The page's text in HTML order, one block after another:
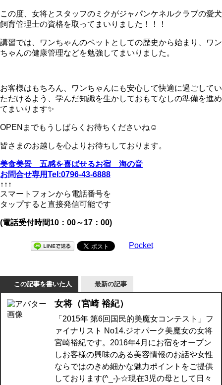
この度、女将とスタッフのミクがジャパンケネルクラブの愛犬
飼育管理士の資格を取ってまいりました！！！
講習では、ワンちゃんのペットとしての歴史から始まり、ワン
ちゃんの健康管理などを勉強してまいりました。
お客様はもちろん、ワンちゃんにも安心して快適に過ごしてい
ただけるよう、学んだ知識を生かしておもてなしの準備を進め
てまいります✨
OPENまでもうしばらくお待ちくださいね☺
皆さまのお越しを心よりお待ちしております。
美食美景 五感を喜ばせるお宿 海の音
お問合せ専用Tel:0796-43-6888
↑↑↑
スマートフォンから電話番号を
タップすると直接発信可能です
(電話受付時間10：00～17：00)
Pocket
この記事を書いた人 最新の記事
女将（宮崎 裕紀）
「2015年 第6回国民的美魔女コンテスト」フ
ァイナリスト No14.ジオパーク美魔女の女将
宮崎裕紀です。2016年4月にお宿をオープン
しお客様の興味のある美容情報のお話や女性
ならではのきめ細かな魅力ポイントをご提供
しております(^_-)-☆現在3児の母として日々